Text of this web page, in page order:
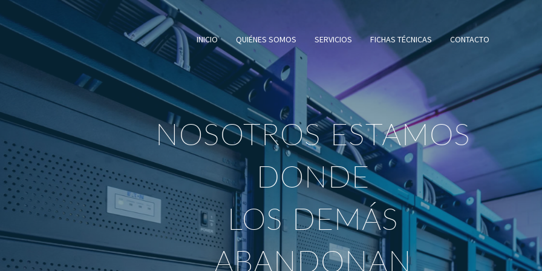
INICIO QUIÉNES SOMOS SERVICIOS FICHAS TÉCNICAS CONTACTO
ESTAMOS
DONDE
LOS DEMÁS
ABANDONAN